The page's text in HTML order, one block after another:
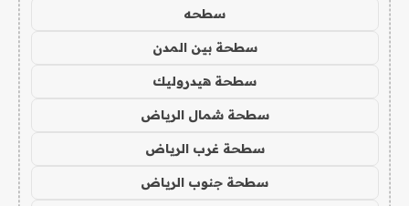
سطحه
سطحة بين المدن
سطحة هيدروليك
سطحة شمال الرياض
سطحة غرب الرياض
سطحة جنوب الرياض